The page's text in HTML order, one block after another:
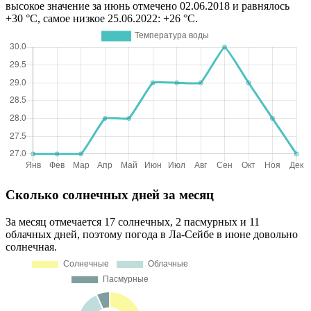
высокое значение за июнь отмечено 02.06.2018 и равнялось
+30 °C, самое низкое 25.06.2022: +26 °C.
Сколько солнечных дней за месяц
За месяц отмечается 17 солнечных, 2 пасмурных и 11
облачных дней, поэтому погода в Ла-Сейбе в июне довольно
солнечная.